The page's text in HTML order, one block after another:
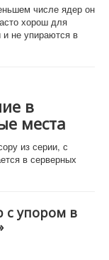
числе ядер он
хорош для
не упираются в
в
места
из серии, с
в серверных
с упором в